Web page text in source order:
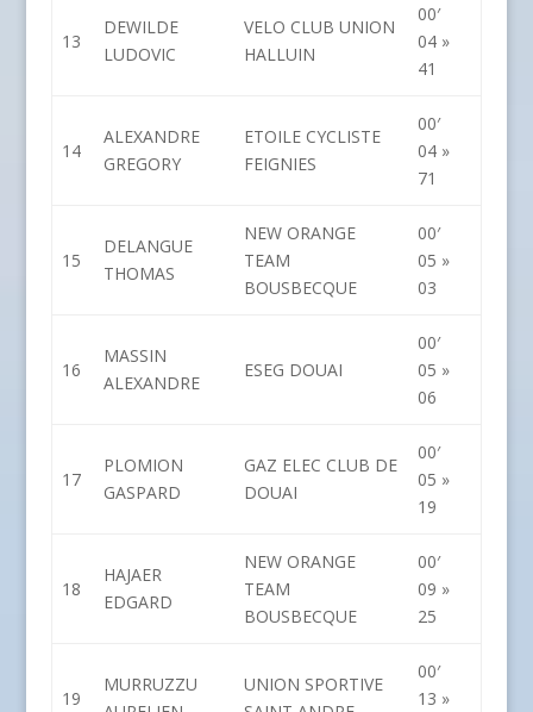
13
DEWILDE
LUDOVIC
VELO CLUB UNION
HALLUIN
00′
04 »
41
14
ALEXANDRE
GREGORY
ETOILE CYCLISTE
FEIGNIES
00′
04 »
71
15
DELANGUE
THOMAS
NEW ORANGE
TEAM
BOUSBECQUE
00′
05 »
03
16
MASSIN
ALEXANDRE
ESEG DOUAI
00′
05 »
06
17
PLOMION
GASPARD
GAZ ELEC CLUB DE
DOUAI
00′
05 »
19
18
HAJAER
EDGARD
NEW ORANGE
TEAM
BOUSBECQUE
00′
09 »
25
19
MURRUZZU
UNION SPORTIVE
00′
13 »